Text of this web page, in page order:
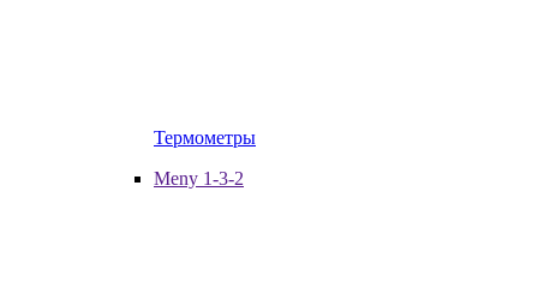
Термометры
Meny 1-3-2